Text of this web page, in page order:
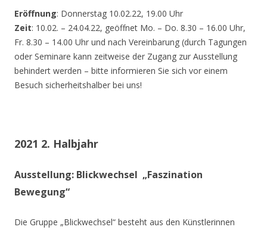
Eröffnung: Donnerstag 10.02.22, 19.00 Uhr
Zeit: 10.02. – 24.04.22, geöffnet Mo. – Do. 8.30 – 16.00 Uhr,
Fr. 8.30 – 14.00 Uhr und nach Vereinbarung (durch Tagungen
oder Seminare kann zeitweise der Zugang zur Ausstellung
behindert werden – bitte informieren Sie sich vor einem
Besuch sicherheitshalber bei uns!
2021 2. Halbjahr
Ausstellung: Blickwechsel „Faszination
Bewegung“
Die Gruppe „Blickwechsel“ besteht aus den Künstlerinnen